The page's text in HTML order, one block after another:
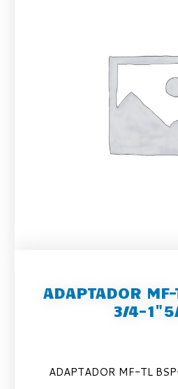
ADAPTADOR
3/4-
ADAPTADOR MF-TL